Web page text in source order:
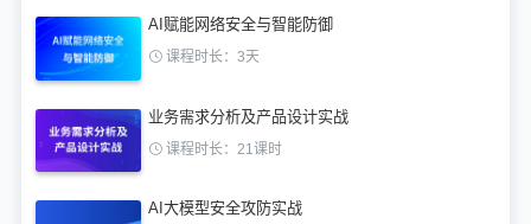
AI赋能网络安全与智能防御
课程时长：3天
业务需求分析及产品设计实战
课程时长：21课时
AI大模型安全攻防实战